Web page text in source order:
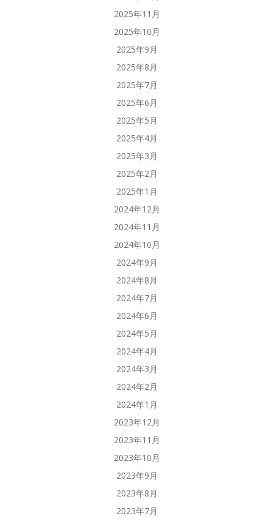
2025年11月
2025年10月
2025年9月
2025年8月
2025年7月
2025年6月
2025年5月
2025年4月
2025年3月
2025年2月
2025年1月
2024年12月
2024年11月
2024年10月
2024年9月
2024年8月
2024年7月
2024年6月
2024年5月
2024年4月
2024年3月
2024年2月
2024年1月
2023年12月
2023年11月
2023年10月
2023年9月
2023年8月
2023年7月